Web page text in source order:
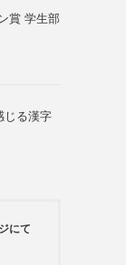
賞 学生部
じる漢字
にて